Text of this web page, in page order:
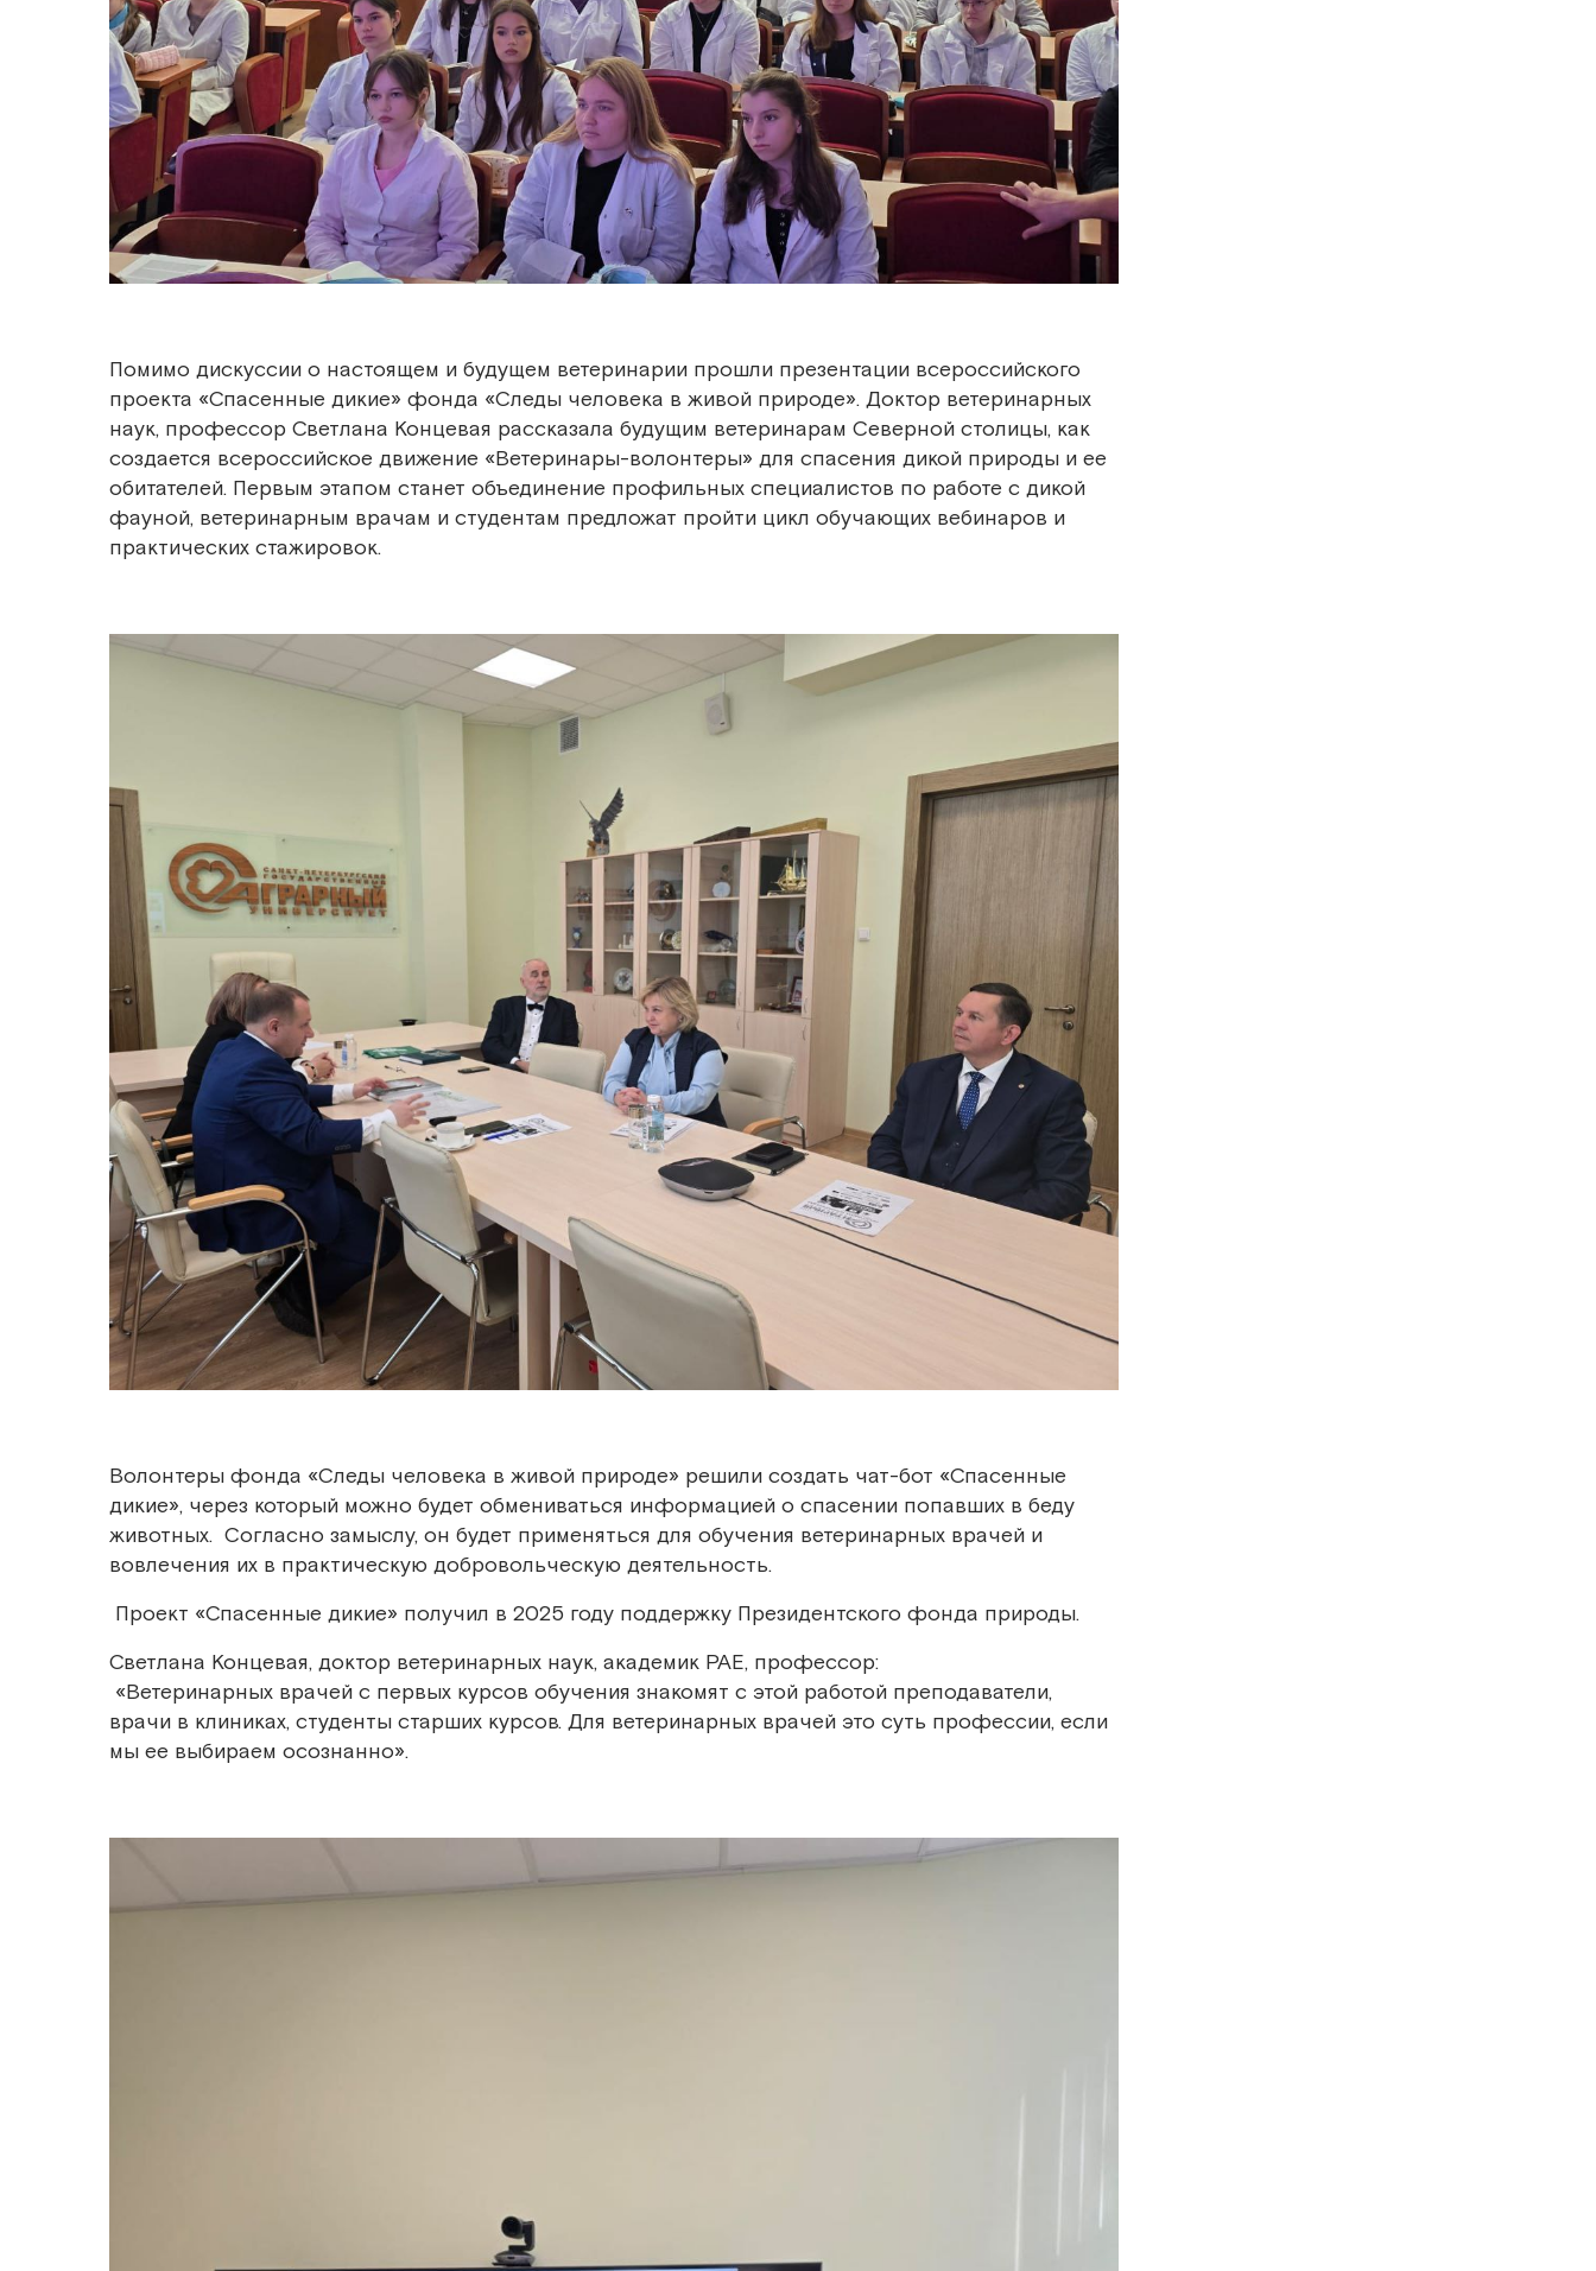
Помимо дискуссии о настоящем и будущем ветеринарии прошли презентации всероссийского
проекта «Спасенные дикие» фонда «Следы человека в живой природе». Доктор ветеринарных
наук, профессор Светлана Концевая рассказала будущим ветеринарам Северной столицы, как
создается всероссийское движение «Ветеринары-волонтеры» для спасения дикой природы и ее
обитателей. Первым этапом станет объединение профильных специалистов по работе с дикой
фауной, ветеринарным врачам и студентам предложат пройти цикл обучающих вебинаров и
практических стажировок.
Волонтеры фонда «Следы человека в живой природе» решили создать чат-бот «Спасенные
дикие», через который можно будет обмениваться информацией о спасении попавших в беду
животных. Согласно замыслу, он будет применяться для обучения ветеринарных врачей и
вовлечения их в практическую добровольческую деятельность.
Проект «Спасенные дикие» получил в 2025 году поддержку Президентского фонда природы.
Светлана Концевая, доктор ветеринарных наук, академик РАЕ, профессор:
«Ветеринарных врачей с первых курсов обучения знакомят с этой работой преподаватели,
врачи в клиниках, студенты старших курсов. Для ветеринарных врачей это суть профессии, если
мы ее выбираем осознанно».